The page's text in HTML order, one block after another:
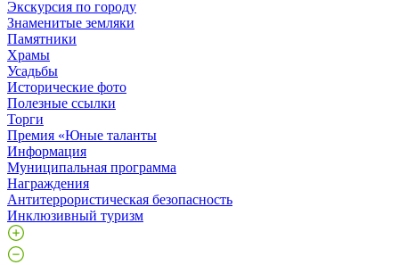
Экскурсия по городу
Знаменитые земляки
Памятники
Храмы
Усадьбы
Исторические фото
Полезные ссылки
Торги
Премия «Юные таланты
Информация
Муниципальная программа
Награждения
Антитеррористическая безопасность
Инклюзивный туризм